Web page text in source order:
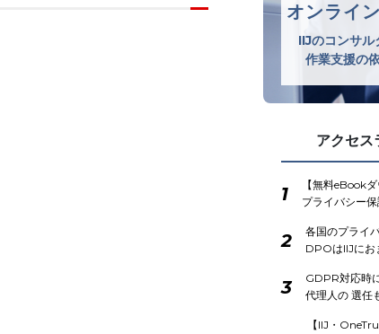
オンライ
IIJのコンサ
作業支援の
アクセス
1
【無料eBook
プライバシー
2
各国のプライ
DPOはIIJにお
3
GDPR対応時
代理人の 選任
【IIJ・